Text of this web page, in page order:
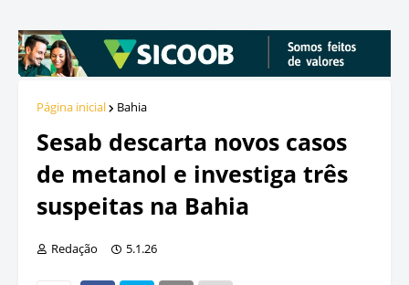
Página inicial Bahia
Sesab descarta novos casos
de metanol e investiga três
suspeitas na Bahia
Redação 5.1.26